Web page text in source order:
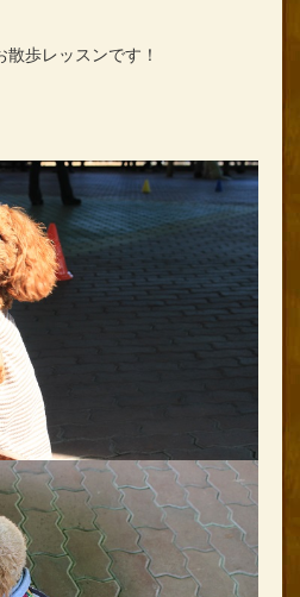
歩レッスンです！